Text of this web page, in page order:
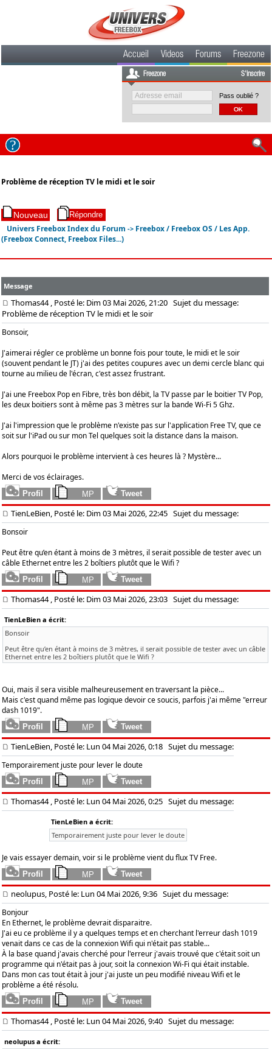
Accueil Videos Forums Freezone
Freezone S'inscrire
Pass oublié ?
Problème de réception TV le midi et le soir
Univers Freebox Index du Forum -> Freebox / Freebox OS / Les App.
(Freebox Connect, Freebox Files...)
Message
Thomas44, Posté le: Dim 03 Mai 2026, 21:20 Sujet du message:
Problème de réception TV le midi et le soir
Bonsoir,
J'aimerai régler ce problème un bonne fois pour toute, le midi et le soir
(souvent pendant le JT) j'ai des petites coupures avec un demi cercle blanc qui
tourne au milieu de l'écran, c'est assez frustrant.
J'ai une Freebox Pop en Fibre, très bon débit, la TV passe par le boitier TV Pop,
les deux boitiers sont à même pas 3 mètres sur la bande Wi-Fi 5 Ghz.
J'ai l'impression que le problème n'existe pas sur l'application Free TV, que ce
soit sur l'iPad ou sur mon Tel quelques soit la distance dans la maison.
Alors pourquoi le problème intervient à ces heures là ? Mystère...
Merci de vos éclairages.
TienLeBien, Posté le: Dim 03 Mai 2026, 22:45 Sujet du message:
Bonsoir
Peut être qu’en étant à moins de 3 mètres, il serait possible de tester avec un
câble Ethernet entre les 2 boîtiers plutôt que le Wifi ?
Thomas44, Posté le: Dim 03 Mai 2026, 23:03 Sujet du message:
TienLeBien a écrit:
Bonsoir
Peut être qu’en étant à moins de 3 mètres, il serait possible de tester avec un câble
Ethernet entre les 2 boîtiers plutôt que le Wifi ?
Oui, mais il sera visible malheureusement en traversant la pièce...
Mais c'est quand même pas logique devoir ce soucis, parfois j'ai même "erreur
dash 1019".
TienLeBien, Posté le: Lun 04 Mai 2026, 0:18 Sujet du message:
Temporairement juste pour lever le doute
Thomas44, Posté le: Lun 04 Mai 2026, 0:25 Sujet du message:
TienLeBien a écrit:
Temporairement juste pour lever le doute
Je vais essayer demain, voir si le problème vient du flux TV Free.
neolupus, Posté le: Lun 04 Mai 2026, 9:36 Sujet du message:
Bonjour
En Ethernet, le problème devrait disparaitre.
J'ai eu ce problème il y a quelques temps et en cherchant l'erreur dash 1019
venait dans ce cas de la connexion Wifi qui n'était pas stable...
À la base quand j'avais cherché pour l'erreur j'avais trouvé que c'était soit un
programme qui n'était pas à jour, soit la connexion Wi-Fi qui était instable.
Dans mon cas tout était à jour j'ai juste un peu modifié niveau Wifi et le
problème a été résolu.
Thomas44, Posté le: Lun 04 Mai 2026, 9:40 Sujet du message:
neolupus a écrit: